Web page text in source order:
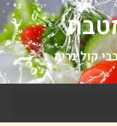
קולינריה